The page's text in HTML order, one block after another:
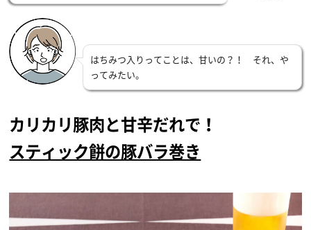
はちみつ入りってことは、甘いの？！ それ、や
ってみたい。
カリカリ豚肉と甘辛だれで！
スティック餅の豚バラ巻き